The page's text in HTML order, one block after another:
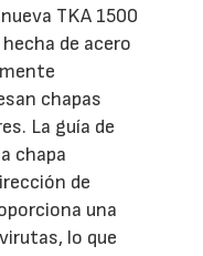
TKA 1500
de acero
chapas
La guía de
chapa
de
una
lo que